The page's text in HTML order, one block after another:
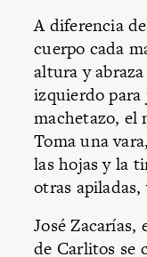
A diferencia
cuerpo cada
altura y
izquierdo
machetazo, el
Toma una
las hojas y la
otras
José Zacarías,
de Carlitos se